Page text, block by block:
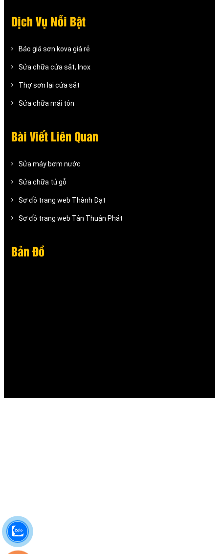
Dịch Vụ Nỗi Bật
Báo giá sơn kova giá rẻ
Sửa chữa cửa sắt, Inox
Thợ sơn lại cửa sắt
Sửa chữa mái tôn
Bài Viết Liên Quan
Sửa máy bơm nước
Sửa chữa tủ gỗ
Sơ đồ trang web Thành Đạt
Sơ đồ trang web Tân Thuận Phát
Bản Đồ